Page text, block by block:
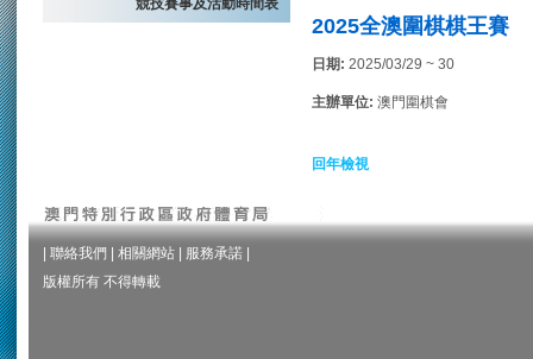
競技賽事及活動時間表
2025全澳圍棋棋王賽
日期: 2025/03/29 ~ 30
主辦單位: 澳門圍棋會
回年檢視
聯絡我們 相關網站 服務承諾
版權所有 不得轉載